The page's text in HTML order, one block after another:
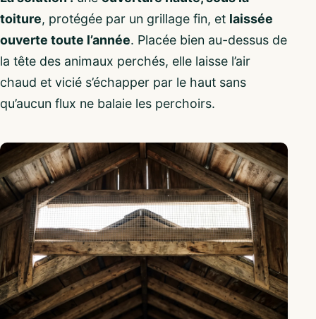
toiture, protégée par un grillage fin, et laissée
ouverte toute l’année. Placée bien au-dessus de
la tête des animaux perchés, elle laisse l’air
chaud et vicié s’échapper par le haut sans
qu’aucun flux ne balaie les perchoirs.